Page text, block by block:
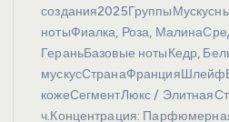
нотыФиалка, Роза,
ГераньБазовые нотыКедр,
кожеСегментЛюкс /
ч.Концентрация: